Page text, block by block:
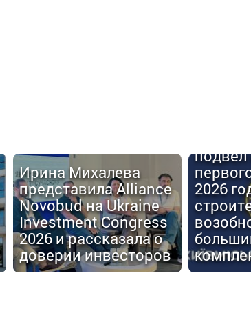
Ирина Михалева
представила Alliance
Novobud на Ukraine
Investment Congress
2026 и рассказала о
доверии инвесторов
подвел
2026